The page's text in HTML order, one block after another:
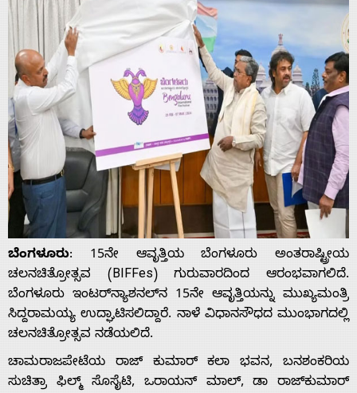
ಬೆಂಗಳೂರು: 15ನೇ ಆವೃತ್ತಿಯ ಬೆಂಗಳೂರು ಅಂತರಾಷ್ಟ್ರೀಯ
ಚಲನಚಿತ್ರೋತ್ಸವ (BIFFes) ಗುರುವಾರದಿಂದ ಆರಂಭವಾಗಲಿದೆ.
ಬೆಂಗಳೂರು ಇಂಟರ್‌ನ್ಯಾಶನಲ್‌ನ 15ನೇ ಆವೃತ್ತಿಯನ್ನು ಮುಖ್ಯಮಂತ್ರಿ
ಸಿದ್ದರಾಮಯ್ಯ ಉದ್ಘಾಟಿಸಲಿದ್ದಾರೆ. ನಾಳೆ ವಿಧಾನಸೌಧದ ಮುಂಭಾಗದಲ್ಲಿ
ಚಲನಚಿತ್ರೋತ್ಸವ ನಡೆಯಲಿದೆ.
ಚಾಮರಾಜಪೇಟೆಯ ರಾಜ್ ಕುಮಾರ್ ಕಲಾ ಭವನ, ಬನಶಂಕರಿಯ
ಸುಚಿತ್ರಾ ಫಿಲ್ಮ್ ಸೊಸೈಟಿ, ಒರಾಯನ್ ಮಾಲ್, ಡಾ ರಾಜ್‌ಕುಮಾರ್